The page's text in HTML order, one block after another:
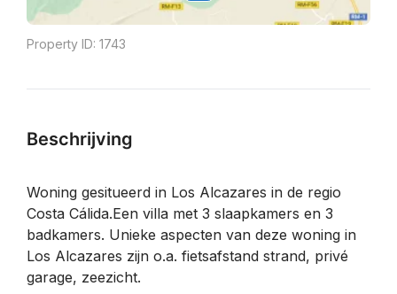
Property ID: 1743
Beschrijving
Woning gesitueerd in Los Alcazares in de regio
Costa Cálida.Een villa met 3 slaapkamers en 3
badkamers. Unieke aspecten van deze woning in
Los Alcazares zijn o.a. fietsafstand strand, privé
garage, zeezicht.